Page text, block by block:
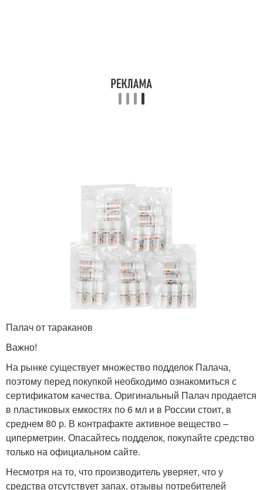
Палач от тараканов
Важно!
На рынке существует множество подделок Палача,
поэтому перед покупкой необходимо ознакомиться с
сертификатом качества. Оригинальный Палач продается
в пластиковых емкостях по 6 мл и в России стоит, в
среднем 80 р. В контрафакте активное вещество –
циперметрин. Опасайтесь подделок, покупайте средство
только на официальном сайте.
Несмотря на то, что производитель уверяет, что у
средства отсутствует запах, отзывы потребителей